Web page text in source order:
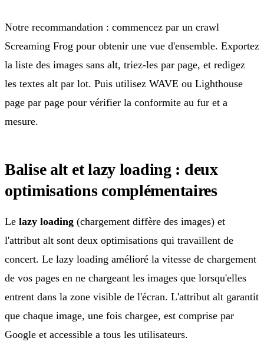
Notre recommandation : commencez par un crawl
Screaming Frog pour obtenir une vue d'ensemble. Exportez
la liste des images sans alt, triez-les par page, et redigez
les textes alt par lot. Puis utilisez WAVE ou Lighthouse
page par page pour vérifier la conformite au fur et a
mesure.
Balise alt et lazy loading : deux
optimisations complémentaires
Le lazy loading (chargement diffère des images) et
l'attribut alt sont deux optimisations qui travaillent de
concert. Le lazy loading amélioré la vitesse de chargement
de vos pages en ne chargeant les images que lorsqu'elles
entrent dans la zone visible de l'écran. L'attribut alt garantit
que chaque image, une fois chargee, est comprise par
Google et accessible a tous les utilisateurs.